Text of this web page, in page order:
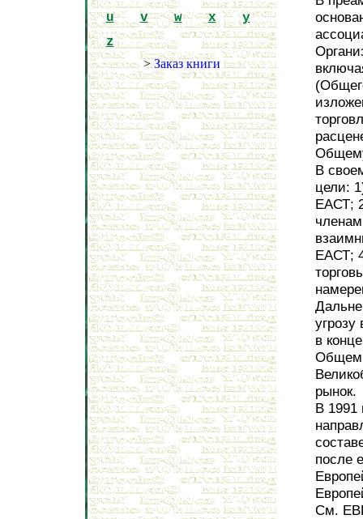
u
v w x
y
z
>Заказ книги
В
цели:
ЕАСТ;
ЕАСТ;
в
Общем
рынок.
В 1991
после
См.